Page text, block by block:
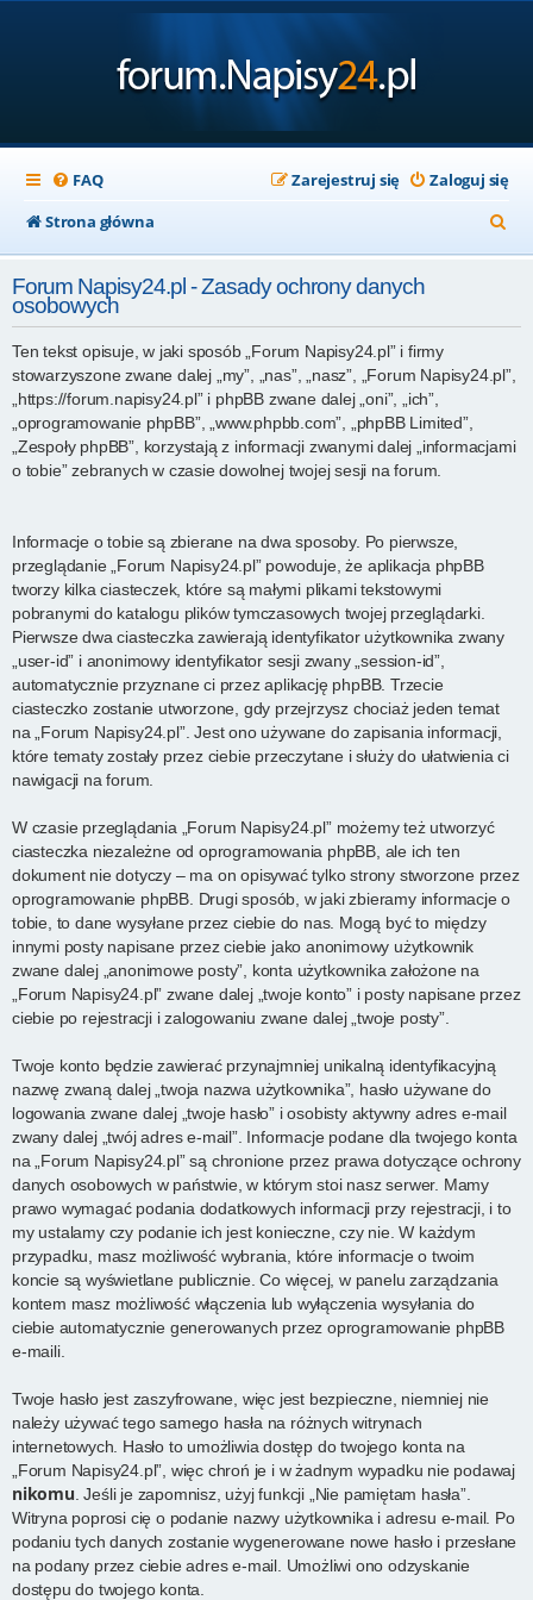
FAQ Zaloguj się
Zarejestruj się
Strona główna
z
k
Forum Napisy24.pl - Zasady ochrony danych
osobowych
Ten tekst opisuje, w jaki sposób „Forum Napisy24.pl” i firmy
stowarzyszone zwane dalej „my”, „nas”, „nasz”, „Forum Napisy24.pl”,
„https://forum.napisy24.pl” i phpBB zwane dalej „oni”, „ich”,
„oprogramowanie phpBB”, „www.phpbb.com”, „phpBB Limited”,
„Zespoły phpBB”, korzystają z informacji zwanymi dalej „informacjami
o tobie” zebranych w czasie dowolnej twojej sesji na forum.
Informacje o tobie są zbierane na dwa sposoby. Po pierwsze,
przeglądanie „Forum Napisy24.pl” powoduje, że aplikacja phpBB
tworzy kilka ciasteczek, które są małymi plikami tekstowymi
pobranymi do katalogu plików tymczasowych twojej przeglądarki.
Pierwsze dwa ciasteczka zawierają identyfikator użytkownika zwany
„user-id” i anonimowy identyfikator sesji zwany „session-id”,
automatycznie przyznane ci przez aplikację phpBB. Trzecie
ciasteczko zostanie utworzone, gdy przejrzysz chociaż jeden temat
na „Forum Napisy24.pl”. Jest ono używane do zapisania informacji,
które tematy zostały przez ciebie przeczytane i służy do ułatwienia ci
nawigacji na forum.
W czasie przeglądania „Forum Napisy24.pl” możemy też utworzyć
ciasteczka niezależne od oprogramowania phpBB, ale ich ten
dokument nie dotyczy – ma on opisywać tylko strony stworzone przez
oprogramowanie phpBB. Drugi sposób, w jaki zbieramy informacje o
tobie, to dane wysyłane przez ciebie do nas. Mogą być to między
innymi posty napisane przez ciebie jako anonimowy użytkownik
zwane dalej „anonimowe posty”, konta użytkownika założone na
„Forum Napisy24.pl” zwane dalej „twoje konto” i posty napisane przez
ciebie po rejestracji i zalogowaniu zwane dalej „twoje posty”.
Twoje konto będzie zawierać przynajmniej unikalną identyfikacyjną
nazwę zwaną dalej „twoja nazwa użytkownika”, hasło używane do
logowania zwane dalej „twoje hasło” i osobisty aktywny adres e-mail
zwany dalej „twój adres e-mail”. Informacje podane dla twojego konta
na „Forum Napisy24.pl” są chronione przez prawa dotyczące ochrony
danych osobowych w państwie, w którym stoi nasz serwer. Mamy
prawo wymagać podania dodatkowych informacji przy rejestracji, i to
my ustalamy czy podanie ich jest konieczne, czy nie. W każdym
przypadku, masz możliwość wybrania, które informacje o twoim
koncie są wyświetlane publicznie. Co więcej, w panelu zarządzania
kontem masz możliwość włączenia lub wyłączenia wysyłania do
ciebie automatycznie generowanych przez oprogramowanie phpBB
e-maili.
Twoje hasło jest zaszyfrowane, więc jest bezpieczne, niemniej nie
należy używać tego samego hasła na różnych witrynach
internetowych. Hasło to umożliwia dostęp do twojego konta na
„Forum Napisy24.pl”, więc chroń je i w żadnym wypadku nie podawaj
nikomu . Jeśli je zapomnisz, użyj funkcji „Nie pamiętam hasła”.
Witryna poprosi cię o podanie nazwy użytkownika i adresu e-mail. Po
podaniu tych danych zostanie wygenerowane nowe hasło i przesłane
na podany przez ciebie adres e-mail. Umożliwi ono odzyskanie
dostępu do twojego konta.